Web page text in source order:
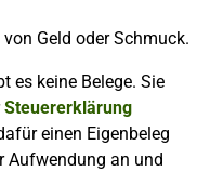
Geld oder Schmuck.
es keine Belege. Sie
Steuererklärung
einen Eigenbeleg
Aufwendung an und